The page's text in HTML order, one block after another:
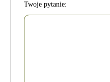
Twoje pytanie: